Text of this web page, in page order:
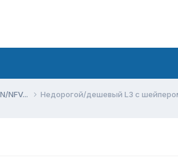
NFV... Недорогой/дешевый L3 с